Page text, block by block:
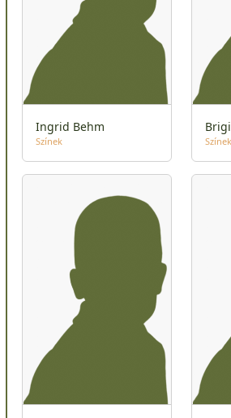
Ingrid Behm
Színek Színek